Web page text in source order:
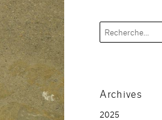
Recherche
pour :
Archives
2025